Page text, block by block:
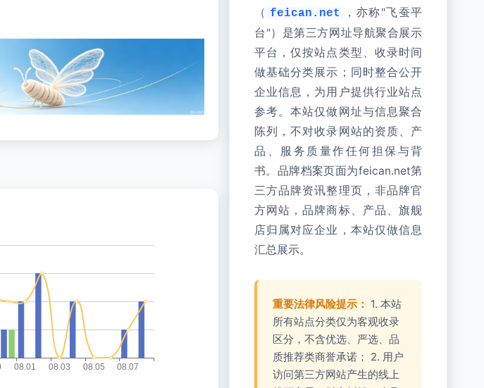
（ feican.net
，亦称"飞蚕平
台"）是第三方网址导航聚合展示
平台，仅按站点类型、收录时间
做基础分类展示；同时整合公开
企业信息，为用户提供行业站点
参考。本站仅做网址与信息聚合
陈列，不对收录网站的资质、产
品、服务质量作任何担保与背
书。品牌档案页面为feican.net第
三方品牌资讯整理页，非品牌官
方网站，品牌商标、产品、旗舰
店归属对应企业，本站仅做信息
汇总展示。
重要法律风险提示： 1. 本站
所有站点分类仅为客观收录
区分，不含优选、严选、品
质推荐类商誉承诺； 2. 用户
访问第三方网站产生的线上